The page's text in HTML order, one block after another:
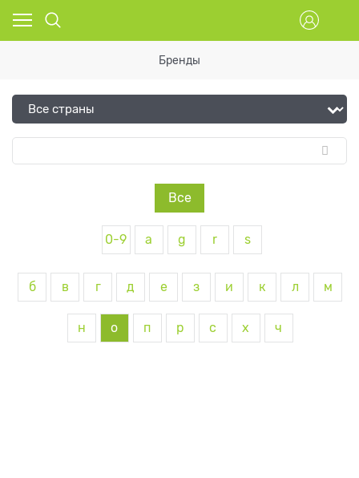
Бренды
Все
0-9 a g r s
б в г д е з и к л м
н о п р с х ч